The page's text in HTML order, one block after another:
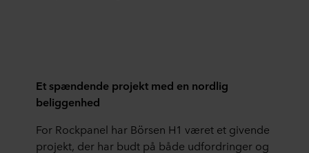
Et spændende projekt med en nordlig
beliggenhed
For Rockpanel har Börsen H1 været et givende
projekt, der har budt på både udfordringer og